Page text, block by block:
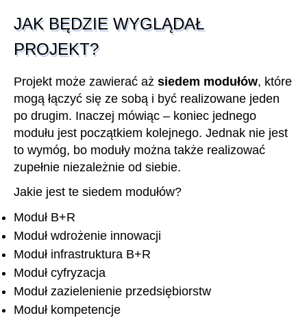
JAK BĘDZIE WYGLĄDAŁ
PROJEKT?
Projekt może zawierać aż siedem modułów, które
mogą łączyć się ze sobą i być realizowane jeden
po drugim. Inaczej mówiąc – koniec jednego
modułu jest początkiem kolejnego. Jednak nie jest
to wymóg, bo moduły można także realizować
zupełnie niezależnie od siebie.
Jakie jest te siedem modułów?
Moduł B+R
Moduł wdrożenie innowacji
Moduł infrastruktura B+R
Moduł cyfryzacja
Moduł zazielenienie przedsiębiorstw
Moduł kompetencje